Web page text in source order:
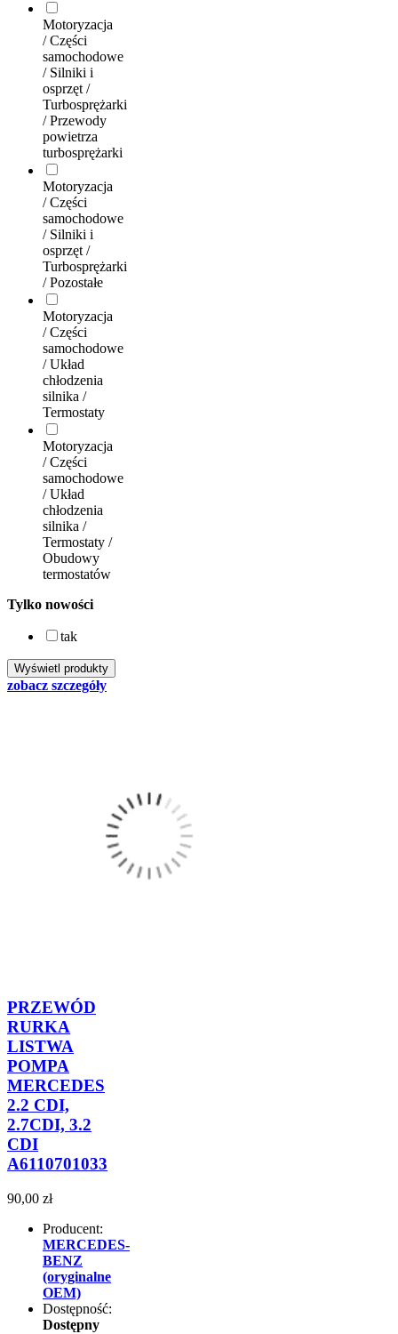
Motoryzacja
/ Części
samochodowe
/ Silniki i
osprzęt /
Turbosprężarki
/ Przewody
powietrza
turbosprężarki
Motoryzacja
/ Części
samochodowe
/ Silniki i
osprzęt /
Turbosprężarki
/ Pozostałe
Motoryzacja
/ Części
samochodowe
/ Układ
chłodzenia
silnika /
Termostaty
Motoryzacja
/ Części
samochodowe
/ Układ
chłodzenia
silnika /
Termostaty /
Obudowy
termostatów
Tylko nowości
tak
zobacz szczegóły
PRZEWÓD
RURKA
LISTWA
POMPA
MERCEDES
2.2 CDI,
2.7CDI, 3.2
CDI
A6110701033
90,00 zł
Producent:
MERCEDES-
BENZ
(oryginalne
OEM)
Dostępność:
Dostępny